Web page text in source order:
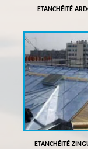
ETANCHÉITÉ
ETANCHÉITÉ